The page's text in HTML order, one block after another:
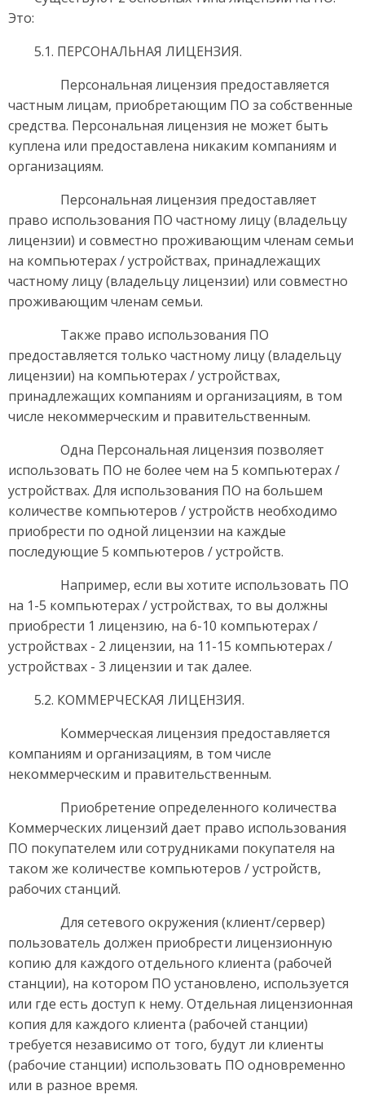
Это:
5.1. ПЕРСОНАЛЬНАЯ ЛИЦЕНЗИЯ.
Персональная лицензия предоставляется
частным лицам, приобретающим ПО за собственные
средства. Персональная лицензия не может быть
куплена или предоставлена никаким компаниям и
организациям.
Персональная лицензия предоставляет
право использования ПО частному лицу (владельцу
лицензии) и совместно проживающим членам семьи
на компьютерах / устройствах, принадлежащих
частному лицу (владельцу лицензии) или совместно
проживающим членам семьи.
Также право использования ПО
предоставляется только частному лицу (владельцу
лицензии) на компьютерах / устройствах,
принадлежащих компаниям и организациям, в том
числе некоммерческим и правительственным.
Одна Персональная лицензия позволяет
использовать ПО не более чем на 5 компьютерах /
устройствах. Для использования ПО на большем
количестве компьютеров / устройств необходимо
приобрести по одной лицензии на каждые
последующие 5 компьютеров / устройств.
Например, если вы хотите использовать ПО
на 1-5 компьютерах / устройствах, то вы должны
приобрести 1 лицензию, на 6-10 компьютерах /
устройствах - 2 лицензии, на 11-15 компьютерах /
устройствах - 3 лицензии и так далее.
5.2. КОММЕРЧЕСКАЯ ЛИЦЕНЗИЯ.
Коммерческая лицензия предоставляется
компаниям и организациям, в том числе
некоммерческим и правительственным.
Приобретение определенного количества
Коммерческих лицензий дает право использования
ПО покупателем или сотрудниками покупателя на
таком же количестве компьютеров / устройств,
рабочих станций.
Для сетевого окружения (клиент/сервер)
пользователь должен приобрести лицензионную
копию для каждого отдельного клиента (рабочей
станции), на котором ПО установлено, используется
или где есть доступ к нему. Отдельная лицензионная
копия для каждого клиента (рабочей станции)
требуется независимо от того, будут ли клиенты
(рабочие станции) использовать ПО одновременно
или в разное время.